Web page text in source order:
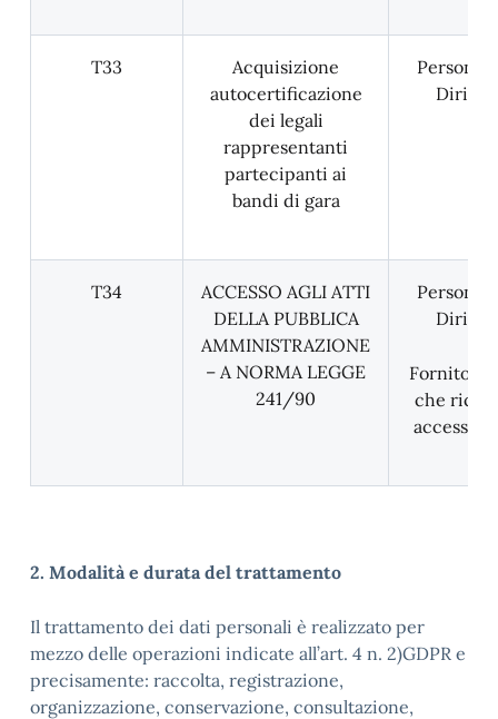
T33
Acquisizione
autocertificazione
dei legali
rappresentanti
partecipanti ai
bandi di gara
T34
ACCESSO AGLI ATTI
DELLA PUBBLICA
AMMINISTRAZIONE
– A NORMA LEGGE
241/90
Fornitori
che
accesso
2. Modalità e durata del trattamento
Il trattamento dei dati personali è realizzato per
mezzo delle operazioni indicate all’art. 4 n. 2)GDPR e
precisamente: raccolta, registrazione,
organizzazione, conservazione, consultazione,